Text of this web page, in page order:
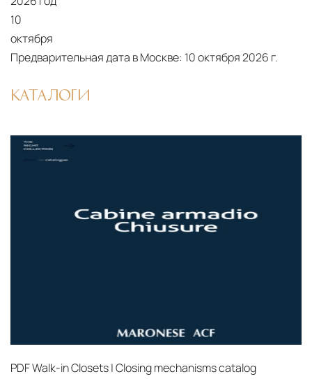
поставки застрахованы в соответствии с
выбрать дополнительное страхование для
критичных партий товара.
10
октября
Предварительная дата в Москве: 10 октября 2026 г.
КАТАЛОГИ
PDFWalk-in Closets | Closing mechanisms catalog